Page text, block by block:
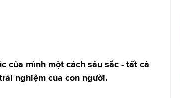
của mình một cách sâu sắc - tất cả
nghiệm của con người.